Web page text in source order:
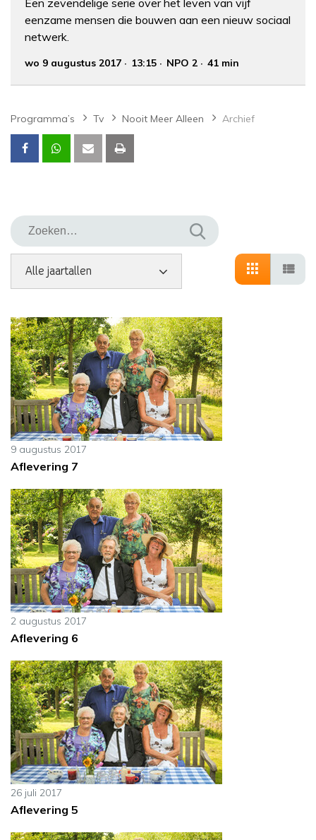
Een zevendelige serie over het leven van vijf
eenzame mensen die bouwen aan een nieuw sociaal
netwerk.
wo 9 augustus 2017 13:15 NPO 2 41 min
Programma’s Tv Nooit Meer Alleen Archief
9 augustus 2017
Aflevering 7
2 augustus 2017
Aflevering 6
26 juli 2017
Aflevering 5